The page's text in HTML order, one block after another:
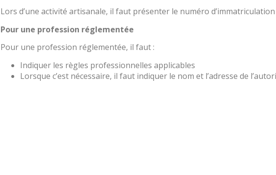
Lors d’une activité artisanale, il faut présenter le numéro
Pour une profession réglementée
Pour une profession réglementée, il faut :
Indiquer les règles professionnelles applicables
Lorsque c’est nécessaire, il faut indiquer le nom et l’adresse de